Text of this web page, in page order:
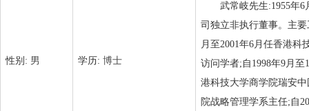
性别: 男 学历: 博士
武常岐先生:1955年
司独立非执行董事。主
月至2001年6月任香港科
访问学者;自1998年9月
港科技大学商学院瑞安
院战略管理学系主任;自